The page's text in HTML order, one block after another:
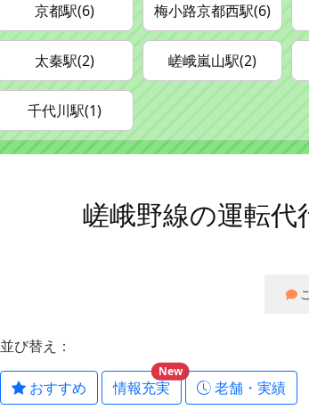
京都駅(6) 梅小路京都西駅(6)
太秦駅(2) 嵯峨嵐山駅(2)
千代川駅(1)
嵯峨野線の運転
並び替え：
おすすめ 情報充実
New
老舗・実績